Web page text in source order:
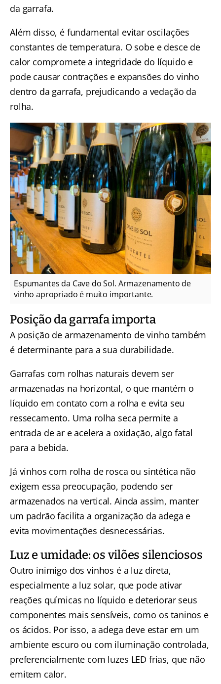
da garrafa.
Além disso, é fundamental evitar oscilações
constantes de temperatura. O sobe e desce de
calor compromete a integridade do líquido e
pode causar contrações e expansões do vinho
dentro da garrafa, prejudicando a vedação da
rolha.
Espumantes da Cave do Sol. Armazenamento de
vinho apropriado é muito importante.
Posição da garrafa importa
A posição de armazenamento de vinho também
é determinante para a sua durabilidade.
Garrafas com rolhas naturais devem ser
armazenadas na horizontal, o que mantém o
líquido em contato com a rolha e evita seu
ressecamento. Uma rolha seca permite a
entrada de ar e acelera a oxidação, algo fatal
para a bebida.
Já vinhos com rolha de rosca ou sintética não
exigem essa preocupação, podendo ser
armazenados na vertical. Ainda assim, manter
um padrão facilita a organização da adega e
evita movimentações desnecessárias.
Luz e umidade: os vilões silenciosos
Outro inimigo dos vinhos é a luz direta,
especialmente a luz solar, que pode ativar
reações químicas no líquido e deteriorar seus
componentes mais sensíveis, como os taninos e
os ácidos. Por isso, a adega deve estar em um
ambiente escuro ou com iluminação controlada,
preferencialmente com luzes LED frias, que não
emitem calor.